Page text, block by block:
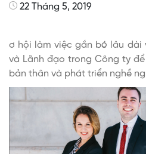
22 Tháng 5, 2019
ơ hội làm việc gắn bó lâu dài
và Lãnh đạo trong Công ty
bản thân và phát triển nghề